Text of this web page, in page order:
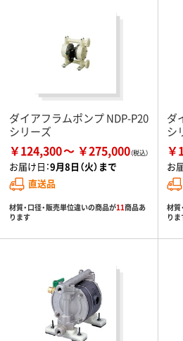
ダイアフラムポンプ NDP-P20
シリーズ
￥124,300 ￥275,000
お届け日：9月8日（火）まで
直送品
材質・口径・販売単位違いの商品が11商品あ
ります
ダ
シ
￥
お
材質
りま